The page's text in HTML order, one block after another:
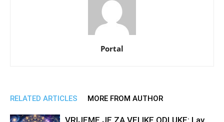
Portal
RELATED ARTICLES MORE FROM AUTHOR
VRIJEME JE ZA VELIKE ODLUKE: Lav,